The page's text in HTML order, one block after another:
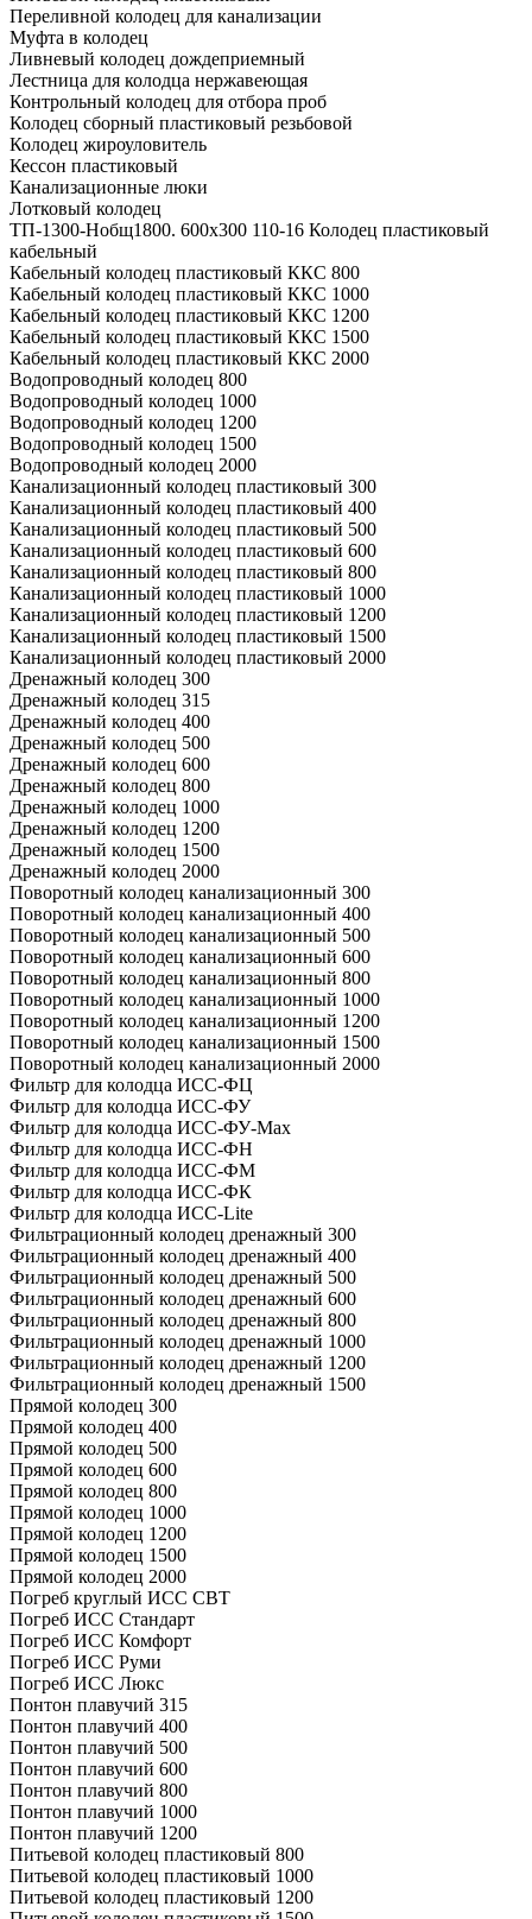
Переливной колодец для канализации
Муфта в колодец
Ливневый колодец дождеприемный
Лестница для колодца нержавеющая
Контрольный колодец для отбора проб
Колодец сборный пластиковый резьбовой
Колодец жироуловитель
Кессон пластиковый
Канализационные люки
Лотковый колодец
ТП-1300-Hобщ1800. 600х300 110-16 Колодец пластиковый
кабельный
Кабельный колодец пластиковый ККС 800
Кабельный колодец пластиковый ККС 1000
Кабельный колодец пластиковый ККС 1200
Кабельный колодец пластиковый ККС 1500
Кабельный колодец пластиковый ККС 2000
Водопроводный колодец 800
Водопроводный колодец 1000
Водопроводный колодец 1200
Водопроводный колодец 1500
Водопроводный колодец 2000
Канализационный колодец пластиковый 300
Канализационный колодец пластиковый 400
Канализационный колодец пластиковый 500
Канализационный колодец пластиковый 600
Канализационный колодец пластиковый 800
Канализационный колодец пластиковый 1000
Канализационный колодец пластиковый 1200
Канализационный колодец пластиковый 1500
Канализационный колодец пластиковый 2000
Дренажный колодец 300
Дренажный колодец 315
Дренажный колодец 400
Дренажный колодец 500
Дренажный колодец 600
Дренажный колодец 800
Дренажный колодец 1000
Дренажный колодец 1200
Дренажный колодец 1500
Дренажный колодец 2000
Поворотный колодец канализационный 300
Поворотный колодец канализационный 400
Поворотный колодец канализационный 500
Поворотный колодец канализационный 600
Поворотный колодец канализационный 800
Поворотный колодец канализационный 1000
Поворотный колодец канализационный 1200
Поворотный колодец канализационный 1500
Поворотный колодец канализационный 2000
Фильтр для колодца ИСС-ФЦ
Фильтр для колодца ИСС-ФУ
Фильтр для колодца ИСС-ФУ-Мах
Фильтр для колодца ИСС-ФН
Фильтр для колодца ИСС-ФМ
Фильтр для колодца ИСС-ФК
Фильтр для колодца ИСС-Lite
Фильтрационный колодец дренажный 300
Фильтрационный колодец дренажный 400
Фильтрационный колодец дренажный 500
Фильтрационный колодец дренажный 600
Фильтрационный колодец дренажный 800
Фильтрационный колодец дренажный 1000
Фильтрационный колодец дренажный 1200
Фильтрационный колодец дренажный 1500
Прямой колодец 300
Прямой колодец 400
Прямой колодец 500
Прямой колодец 600
Прямой колодец 800
Прямой колодец 1000
Прямой колодец 1200
Прямой колодец 1500
Прямой колодец 2000
Погреб круглый ИСС СВТ
Погреб ИСС Стандарт
Погреб ИСС Комфорт
Погреб ИСС Руми
Погреб ИСС Люкс
Понтон плавучий 315
Понтон плавучий 400
Понтон плавучий 500
Понтон плавучий 600
Понтон плавучий 800
Понтон плавучий 1000
Понтон плавучий 1200
Питьевой колодец пластиковый 800
Питьевой колодец пластиковый 1000
Питьевой колодец пластиковый 1200